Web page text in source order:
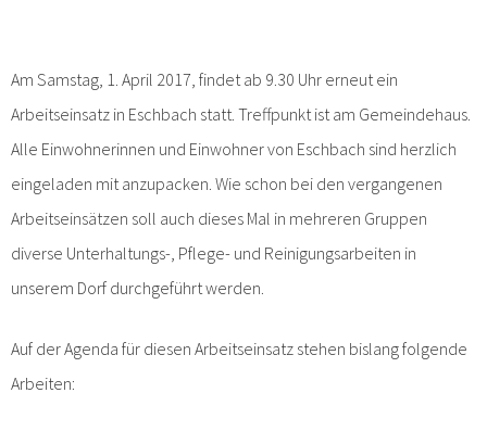
Am Samstag, 1. April 2017, findet ab 9.30 Uhr erneut ein
Arbeitseinsatz in Eschbach statt. Treffpunkt ist am Gemeindehaus.
Alle Einwohnerinnen und Einwohner von Eschbach sind herzlich
eingeladen mit anzupacken. Wie schon bei den vergangenen
Arbeitseinsätzen soll auch dieses Mal in mehreren Gruppen
diverse Unterhaltungs-, Pflege- und Reinigungsarbeiten in
unserem Dorf durchgeführt werden.
Auf der Agenda für diesen Arbeitseinsatz stehen bislang folgende
Arbeiten: